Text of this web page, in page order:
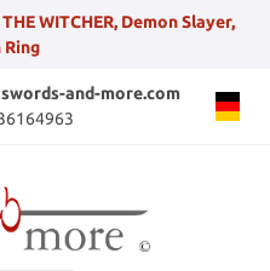
WITCHER, Demon Slayer,
Ring
and-more.com